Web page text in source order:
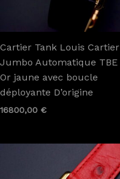
Cartier Tank Louis Cartier
Jumbo Automatique TBE
Or jaune avec boucle
déployante D’origine
16800,00 €